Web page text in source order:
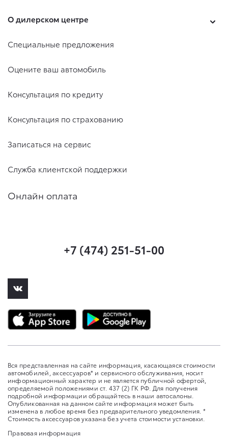
О дилерском центре
Специальные предложения
Оцените ваш автомобиль
Консультация по кредиту
Консультация по страхованию
Записаться на сервис
Служба клиентской поддержки
Онлайн оплата
+7 (474) 251-51-00
Вся представленная на сайте информация, касающаяся стоимости
автомобилей, аксессуаров* и сервисного обслуживания, носит
информационный характер и не является публичной офертой,
определяемой положениями ст. 437 (2) ГК РФ. Для получения
подробной информации обращайтесь в наши автосалоны.
Опубликованная на данном сайте информация может быть
изменена в любое время без предварительного уведомления. *
Стоимость аксессуаров указана без учета стоимости установки.
Правовая информация